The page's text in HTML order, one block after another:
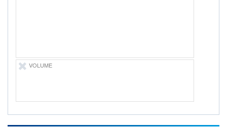
VOLUME